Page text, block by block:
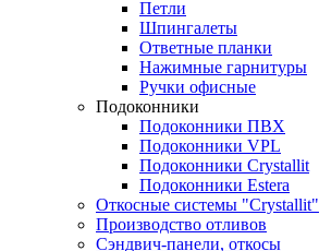
Петли
Шпингалеты
Ответные планки
Нажимные гарнитуры
Ручки офисные
Подоконники
Подоконники ПВХ
Подоконники VPL
Подоконники Crystallit
Подоконники Estera
Откосные системы "Crystallit"
Производство отливов
Сэндвич-панели, откосы